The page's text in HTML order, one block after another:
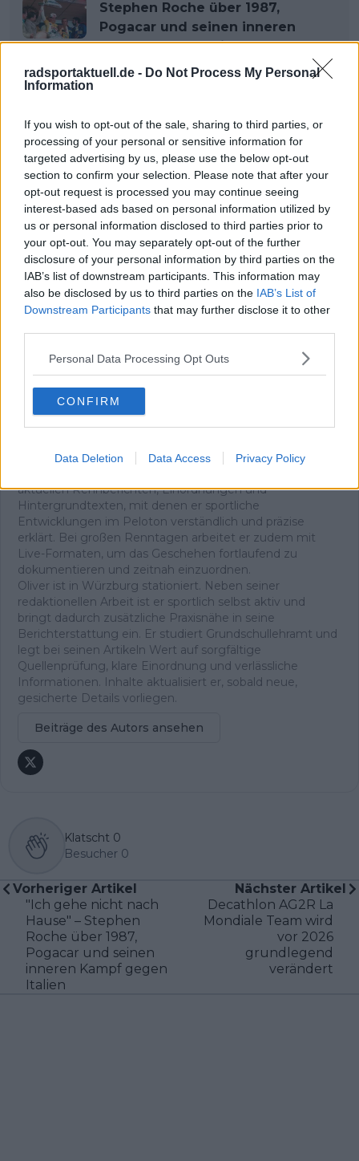
radsportaktuell.de - Do Not Process My Personal
Information
If you wish to opt-out of the sale, sharing to third parties, or
processing of your personal or sensitive information for
targeted advertising by us, please use the below opt-out
section to confirm your selection. Please note that after your
opt-out request is processed you may continue seeing
interest-based ads based on personal information utilized by
us or personal information disclosed to third parties prior to
your opt-out. You may separately opt-out of the further
disclosure of your personal information by third parties on the
IAB’s list of downstream participants. This information may
also be disclosed by us to third parties on the IAB’s List of
Downstream Participants that may further disclose it to other
Personal Data Processing Opt Outs
CONFIRM
Data Deletion Data Access Privacy Policy
Stephen Roche über 1987,
Pogacar und seinen inneren
Kampf gegen Italien
Newsletter abonnieren!
Nachdem du auf „Abonnieren“ geklickt hast,
erhältst du sofort eine E-Mail von uns. Bei
einigen Lesern landet diese im Spam-
Ordner – überprüfe ihn daher bitte ebenfalls.
Alle wichtigen News, Ergebnisse und
Rennvorschauen – täglich kompakt per E-
Mail.
Abonnieren
Oliver Ried
Redakteur
Oliver Ried ist seit Anfang 2025 Redakteur bei
Radsportaktuell.de. Er berichtet dort über den
von der WorldTour bis zu wichtigen nationalen und
aktuellen Rennberichten, Einordnungen und
Hintergrundtexten, mit denen er sportliche
Entwicklungen im Peloton verständlich und präzise
erklärt. Bei großen Renntagen arbeitet er zudem mit
Live-Formaten, um das Geschehen fortlaufend zu
dokumentieren und zeitnah einzuordnen.
Oliver ist in Würzburg stationiert. Neben seiner
redaktionellen Arbeit ist er sportlich selbst aktiv und
bringt dadurch zusätzliche Praxisnähe in seine
Berichterstattung ein. Er studiert Grundschullehramt und
legt bei seinen Artikeln Wert auf sorgfältige
Quellenprüfung, klare Einordnung und verlässliche
Informationen. Inhalte aktualisiert er, sobald neue,
gesicherte Details vorliegen.
Beiträge des Autors ansehen
Klatscht 0
Besucher 0
Vorheriger Artikel
"Ich gehe nicht nach
Hause" – Stephen
Roche über 1987,
Pogacar und seinen
inneren Kampf gegen
Italien
Nächster Artikel
Decathlon AG2R La
Mondiale Team wird
vor 2026
grundlegend
verändert